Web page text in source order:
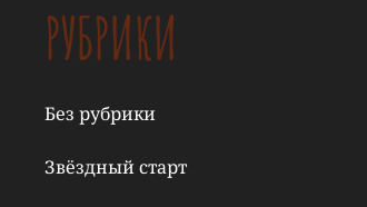
РУБРИКИ
Без рубрики
Звёздный старт